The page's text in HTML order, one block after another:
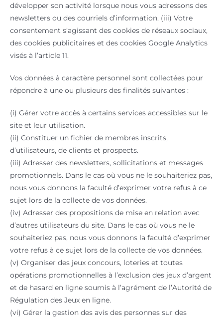
développer son activité lorsque nous vous adressons des
newsletters ou des courriels d’information. (iii) Votre
consentement s’agissant des cookies de réseaux sociaux,
des cookies publicitaires et des cookies Google Analytics
visés à l’article 11.
Vos données à caractère personnel sont collectées pour
répondre à une ou plusieurs des finalités suivantes :
(i) Gérer votre accès à certains services accessibles sur le
site et leur utilisation.
(ii) Constituer un fichier de membres inscrits,
d’utilisateurs, de clients et prospects.
(iii) Adresser des newsletters, sollicitations et messages
promotionnels. Dans le cas où vous ne le souhaiteriez pas,
nous vous donnons la faculté d’exprimer votre refus à ce
sujet lors de la collecte de vos données.
(iv) Adresser des propositions de mise en relation avec
d’autres utilisateurs du site. Dans le cas où vous ne le
souhaiteriez pas, nous vous donnons la faculté d’exprimer
votre refus à ce sujet lors de la collecte de vos données.
(v) Organiser des jeux concours, loteries et toutes
opérations promotionnelles à l’exclusion des jeux d’argent
et de hasard en ligne soumis à l’agrément de l’Autorité de
Régulation des Jeux en ligne.
(vi) Gérer la gestion des avis des personnes sur des